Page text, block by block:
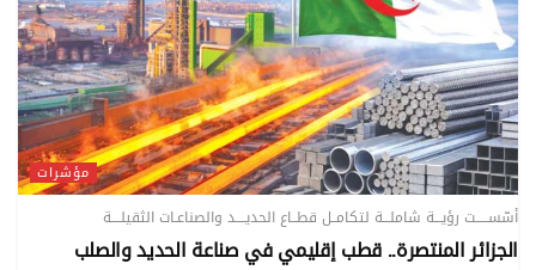
مؤشرات
أسّســـــت رؤيـــة شاملـــة لتكامــل قطــاع الحديــــد والصناعـات الثقيلــــة
الجزائر المنتصرة.. قطب إقليمي في صناعة الحديد والصلب